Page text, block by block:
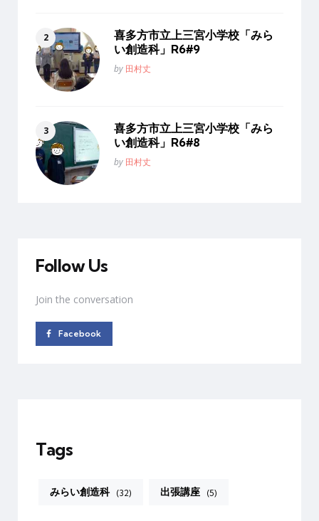
喜多方市立上三宮小学校「みら
い創造科」R6#9
Posted
by 田村丈
喜多方市立上三宮小学校「みら
い創造科」R6#8
Posted
by 田村丈
Follow Us
Join the conversation
Facebook
Tags
みらい創造科 (32) 出張講座 (5)